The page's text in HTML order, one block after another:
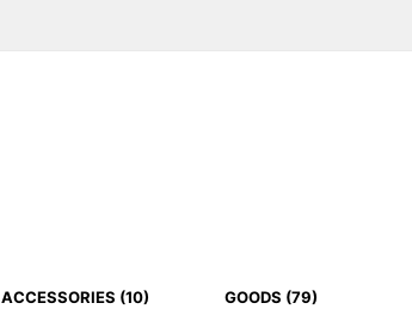
ACCESSORIES (10) GOODS (79)